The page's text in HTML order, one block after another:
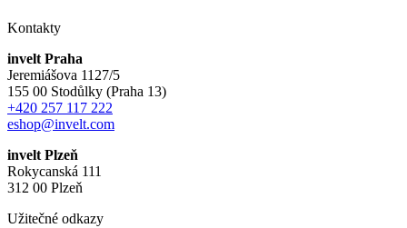
Kontakty
invelt Praha
Jeremiášova 1127/5
155 00 Stodůlky (Praha 13)
+420 257 117 222
eshop@invelt.com
invelt Plzeň
Rokycanská 111
312 00 Plzeň
Užitečné odkazy